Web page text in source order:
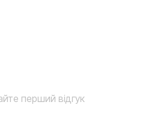
перший відгук